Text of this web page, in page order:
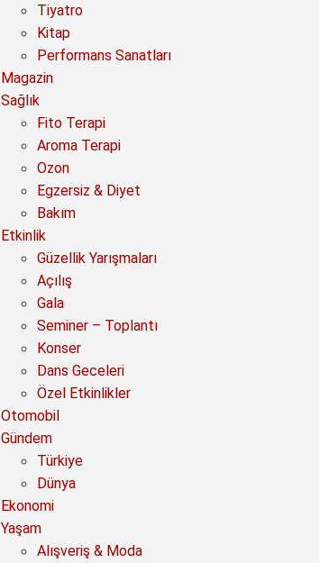
Tiyatro
Kitap
Performans Sanatları
Magazin
Sağlık
Fito Terapi
Aroma Terapi
Ozon
Egzersiz & Diyet
Bakım
Etkinlik
Güzellik Yarışmaları
Açılış
Gala
Seminer – Toplantı
Konser
Dans Geceleri
Özel Etkinlikler
Otomobil
Gündem
Türkiye
Dünya
Ekonomi
Yaşam
Alışveriş & Moda